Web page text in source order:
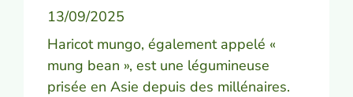
13/09/2025
Haricot mungo, également appelé «
mung bean », est une légumineuse
prisée en Asie depuis des millénaires.